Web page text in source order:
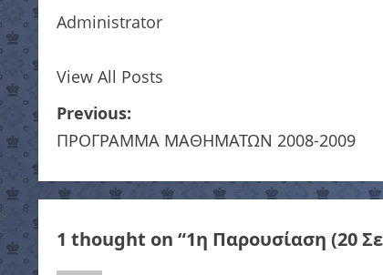
Administrator
View All Posts
P
o
s
t
Previous:
ΠΡΟΓΡΑΜΜΑ ΜΑΘΗΜΑΤΩΝ 2008-2009
1 thought on “1η Παρουσίαση (20